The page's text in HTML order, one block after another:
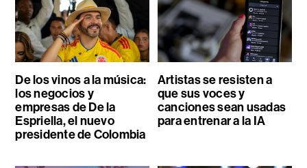
De los vinos a la música:
los negocios y
empresas de De la
Espriella, el nuevo
presidente de Colombia
Artistas se resisten a
que sus voces y
canciones sean usadas
para entrenar a la IA